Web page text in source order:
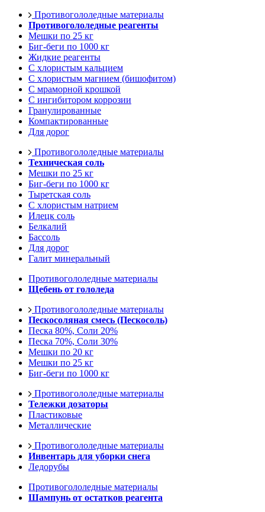
Противогололедные материалы
Противогололедные реагенты
Мешки по 25 кг
Биг-беги по 1000 кг
Жидкие реагенты
С хлористым кальцием
С хлористым магнием (бишофитом)
С мраморной крошкой
С ингибитором коррозии
Гранулированные
Компактированные
Для дорог
Противогололедные материалы
Техническая соль
Мешки по 25 кг
Биг-беги по 1000 кг
Тыретская соль
С хлористым натрием
Илецк соль
Белкалий
Бассоль
Для дорог
Галит минеральный
Противогололедные материалы
Щебень от гололеда
Противогололедные материалы
Пескосоляная смесь (Пескосоль)
Песка 80%, Соли 20%
Песка 70%, Соли 30%
Мешки по 20 кг
Мешки по 25 кг
Биг-беги по 1000 кг
Противогололедные материалы
Тележки дозаторы
Пластиковые
Металлические
Противогололедные материалы
Инвентарь для уборки снега
Ледорубы
Противогололедные материалы
Шампунь от остатков реагента